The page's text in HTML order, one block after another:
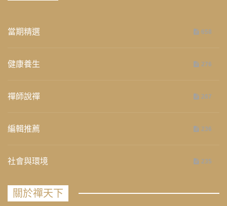
當期精選 658
健康養生 276
禪師說禪 267
編輯推薦 236
社會與環境 235
關於禪天下